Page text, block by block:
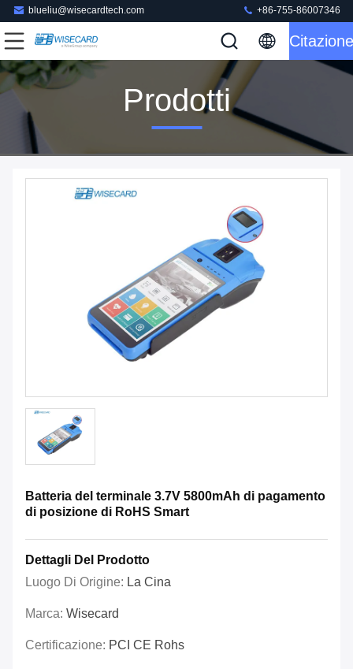
blueliu@wisecardtech.com +86-755-86007346
Citazione
Prodotti
Batteria del terminale 3.7V 5800mAh di pagamento
di posizione di RoHS Smart
Dettagli Del Prodotto
Luogo Di Origine: La Cina
Marca: Wisecard
Certificazione: PCI CE Rohs